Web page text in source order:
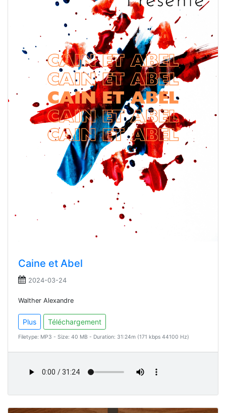
Caine et Abel
2024-03-24
Walther Alexandre
Plus Téléchargement
Filetype: MP3 - Size: 40 MB - Duration: 31:24m (171 kbps 44100 Hz)